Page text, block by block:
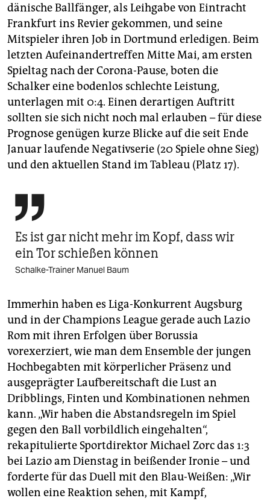
dänische Ballfänger, als Leihgabe von Eintracht
Frankfurt ins Revier gekommen, und seine
Mitspieler ihren Job in Dortmund erledigen. Beim
letzten Aufeinandertreffen Mitte Mai, am ersten
Spieltag nach der Corona-Pause, boten die
Schalker eine bodenlos schlechte Leistung,
unterlagen mit 0:4. Einen derartigen Auftritt
sollten sie sich nicht noch mal erlauben – für diese
Prognose genügen kurze Blicke auf die seit Ende
Januar laufende Negativserie (20 Spiele ohne Sieg)
und den aktuellen Stand im Tableau (Platz 17).

Es ist gar nicht mehr im Kopf, dass wir
ein Tor schießen können
Schalke-Trainer Manuel Baum
Immerhin haben es Liga-Konkurrent Augsburg
und in der Champions League gerade auch Lazio
Rom mit ihren Erfolgen über Borussia
vorexerziert, wie man dem Ensemble der jungen
Hochbegabten mit körperlicher Präsenz und
ausgeprägter Laufbereitschaft die Lust an
Dribblings, Finten und Kombinationen nehmen
kann. „Wir haben die Abstandsregeln im Spiel
gegen den Ball vorbildlich eingehalten“,
rekapitulierte Sportdirektor Michael Zorc das 1:3
bei Lazio am Dienstag in beißender Ironie – und
forderte für das Duell mit den Blau-Weißen: „Wir
wollen eine Reaktion sehen, mit Kampf,